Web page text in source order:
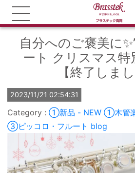
自分へのご褒美に
ート クリスマス特
【終了しまし
2023/11/21 02:54:31
①新品 - NEW ①木管
③ピッコロ・フルート blog